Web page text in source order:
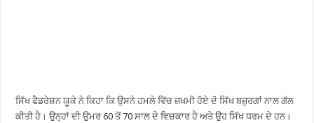
ਸਿੱਖ ਫੈਡਰੇਸ਼ਨ ਯੂਕੇ ਨੇ ਕਿਹਾ ਕਿ ਉਸਨੇ ਹਮਲੇ ਵਿੱਚ ਜ਼ਖਮੀ ਹੋਏ ਦੋ ਸਿੱਖ ਬਜ਼ੁਰਗਾਂ ਨਾਲ ਗੱਲ
ਕੀਤੀ ਹੈ। ਉਨ੍ਹਾਂ ਦੀ ਉਮਰ 60 ਤੋਂ 70 ਸਾਲ ਦੇ ਵਿਚਕਾਰ ਹੈ ਅਤੇ ਉਹ ਸਿੱਖ ਧਰਮ ਦੇ ਹਨ।